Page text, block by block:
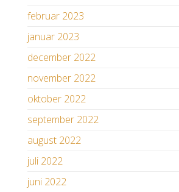
februar 2023
januar 2023
december 2022
november 2022
oktober 2022
september 2022
august 2022
juli 2022
juni 2022